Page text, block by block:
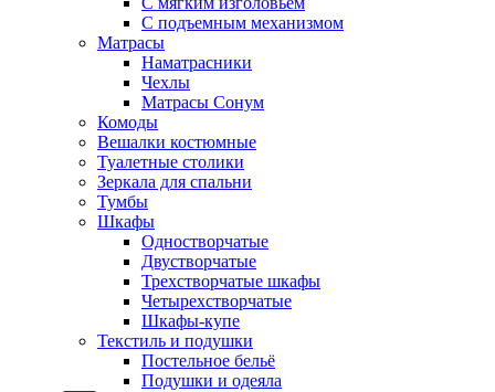
С подъемным механизмом
Матрасы
Наматрасники
Чехлы
Матрасы Сонум
Комоды
Вешалки костюмные
Туалетные столики
Зеркала для спальни
Тумбы
Шкафы
Одностворчатые
Двустворчатые
Трехстворчатые шкафы
Четырехстворчатые
Шкафы-купе
Текстиль и подушки
Постельное бельё
Подушки и одеяла